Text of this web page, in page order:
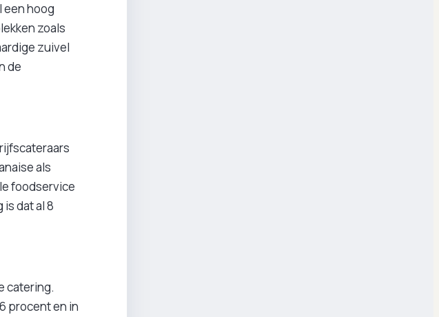
een hoog
zoals
zuivel
de
als
foodservice
dat al 8
catering.
procent en in